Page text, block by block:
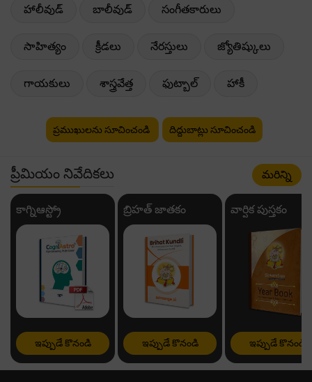
హాలీవుడ్ బాలీవుడ్ సంగీతకారులు
సాహిత్యం క్రీడలు నేరస్తులు జ్యోతిష్కులు
గాయకులు శాస్త్రవేత్త ఫుట్బాల్ హాకీ
ప్రముఖులను సూచించండి దిద్దుబాట్లు సూచించండి
ప్రీమియం నివేదికలు మరిన్ని
కాగ్నిఆస్ట్రో
ఇప్పుడే కొనండి
బ్రిహత్ జాతకం
ఇప్పుడే కొనండి
వార్షిక పుస్తకం
ఇప్పుడే కొనండి